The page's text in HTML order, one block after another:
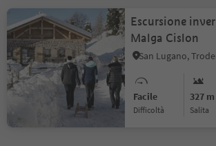
Escursione
Malga Cislon
San Lugano,
Facile
Difficoltà
327 m
Salita